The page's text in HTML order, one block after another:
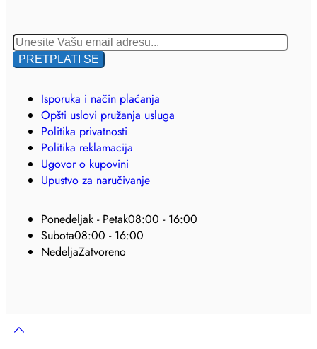
Isporuka i način plaćanja
Opšti uslovi pružanja usluga
Politika privatnosti
Politika reklamacija
Ugovor o kupovini
Upustvo za naručivanje
Ponedeljak - Petak08:00 - 16:00
Subota08:00 - 16:00
NedeljaZatvoreno